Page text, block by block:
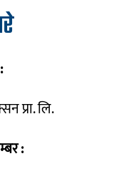
प्रा. लि.
: